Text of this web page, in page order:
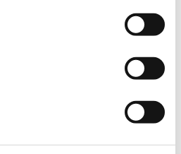
yhteydenottoja kaduille ja
jotka saattavat